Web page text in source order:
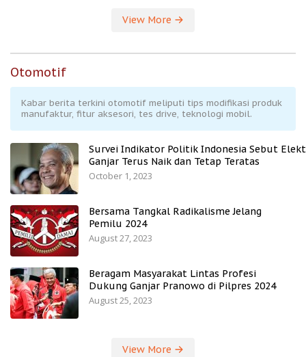
View More
Otomotif
Kabar berita terkini otomotif meliputi tips modifikasi produk
manufaktur, fitur aksesori, tes drive, teknologi mobil.
Survei Indikator Politik Indonesia Sebut
Ganjar Terus Naik dan Tetap Teratas
October 1, 2023
Bersama Tangkal Radikalisme Jelang
Pemilu 2024
August 27, 2023
Beragam Masyarakat Lintas Profesi
Dukung Ganjar Pranowo di Pilpres 2024
August 25, 2023
View More